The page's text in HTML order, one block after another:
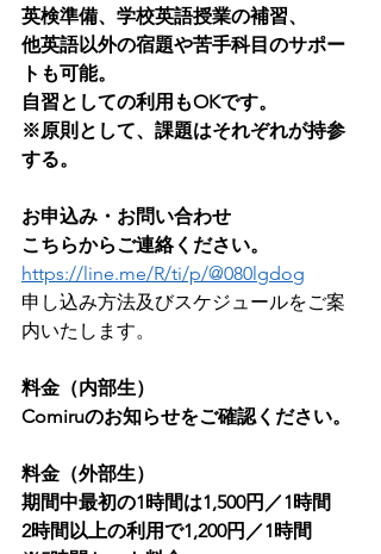
英検準備、学校英語授業の補習、
他英語以外の宿題や苦手科目のサポー
トも可能。
自習としての利用もOKです。
※原則として、課題はそれぞれが持参
する。
お申込み・お問い合わせ
こちらからご連絡ください。
https://line.me/R/ti/p/@080lgdog
申し込み方法及びスケジュールをご案
内いたします。
料金（内部生）
Comiruのお知らせをご確認ください。
料金（外部生）
期間中最初の1時間は1,500円／1時間
2時間以上の利用で1,200円／1時間